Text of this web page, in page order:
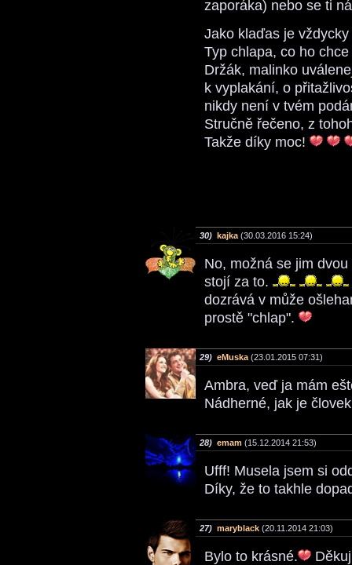
zaporáka) nebo se ti
Jako klaďas je
Typ chlapa, co ho
Držák, malinko
k vyplakání, o
nikdy není v tvém
Stručně řečeno, z
Takže díky moc!
30) kajka(30.03.2016 15:24)
No, možná se jim
stojí za to.
dozrává v může
prostě "chlap".
29) eMuska(23.01.2015 07:31)
Ambra, veď ja mám
Nádherné, jak je
28) emam (15.12.2014 21:53)
Ufff! Musela jsem si
Díky, že to takhle
27) maryblack (20.11.2014 21:03)
Bylo to krásné.